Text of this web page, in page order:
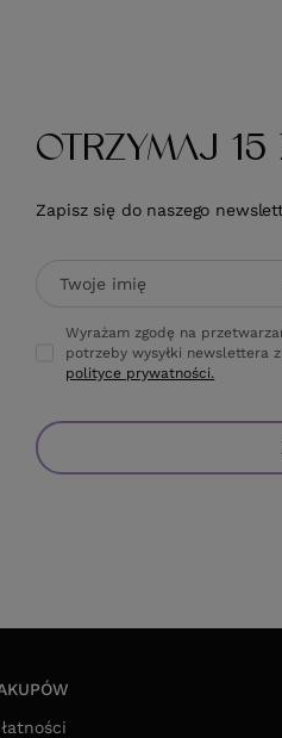
OTRZYMAJ 15
Zapisz się do naszego
Twoje imię
Wyrażam zgodę na
potrzeby wysyłki newslettera
polityce prywatności.